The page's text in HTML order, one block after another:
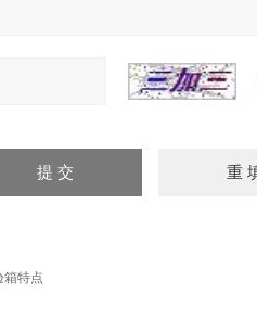
箱特点